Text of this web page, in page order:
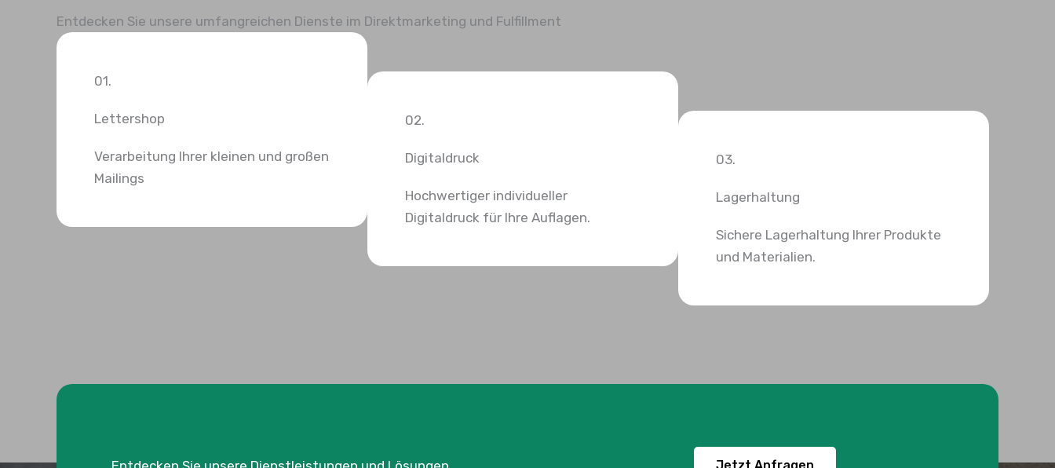
Entdecken Sie unsere umfangreichen Dienste im Direktmarketing und Fulfillment
01.
Lettershop
Verarbeitung Ihrer kleinen und großen
Mailings
02.
Digitaldruck
Hochwertiger individueller
Digitaldruck für Ihre Auflagen.
03.
Lagerhaltung
Sichere Lagerhaltung Ihrer Produkte
und Materialien.